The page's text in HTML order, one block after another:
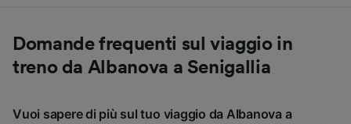
Domande frequenti sul viaggio in
treno da Albanova a Senigallia
Vuoi sapere di più sul tuo viaggio da Albanova a